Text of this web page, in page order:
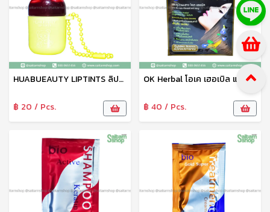
HUABUEAUTY LIPTINTS ลิปทินท์ ลิปสติก ลิปทินท์เคลือบริมฝีปาก คละสี
฿ 20 / Pcs.
OK Herbal โอเค เฮอเบิล แชมพูปิดผมขาว แชมพูสระดำ แชมพูเปลี่ยนสีผม (สีน้ำตาลประกายทอง) 30 มล.
฿ 40 / Pcs.